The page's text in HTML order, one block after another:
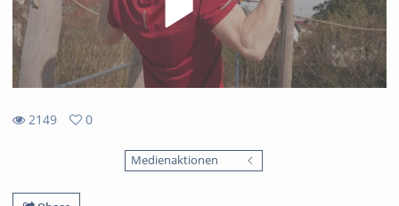
2149
0
Medienaktionen